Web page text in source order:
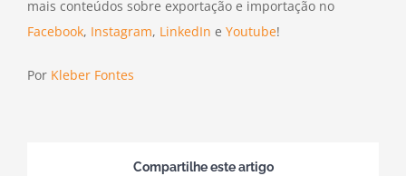
mais conteúdos sobre exportação e importação no
Facebook, Instagram, LinkedIn e Youtube!
Por Kleber Fontes
Compartilhe este artigo